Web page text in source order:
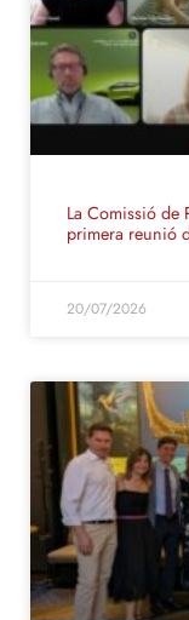
La Comissió de
primera reunió
20/07/2026